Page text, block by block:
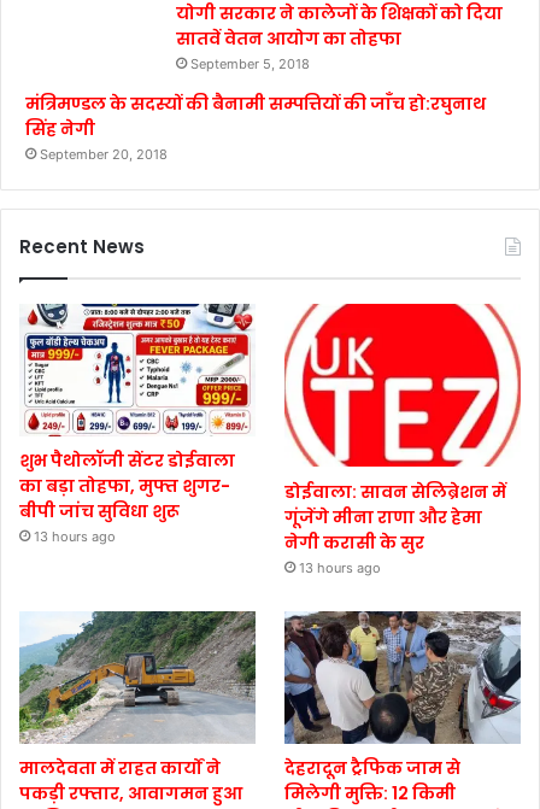
योगी सरकार ने कालेजों के शिक्षकों को दिया
सातवें वेतन आयोग का तोहफा
September 5, 2018
मंत्रिमण्डल के सदस्यों की बैनामी सम्पत्तियों की जाँच हो:रघुनाथ
सिंह नेगी
September 20, 2018
Recent News
शुभ पैथोलॉजी सेंटर डोईवाला
का बड़ा तोहफा, मुफ्त शुगर-
बीपी जांच सुविधा शुरू
13 hours ago
डोईवाला: सावन सेलिब्रेशन में
गूंजेंगे मीना राणा और हेमा
नेगी करासी के सुर
13 hours ago
मालदेवता में राहत कार्यों ने
पकड़ी रफ्तार, आवागमन हुआ
देहरादून ट्रैफिक जाम से
मिलेगी मुक्ति: 12 किमी